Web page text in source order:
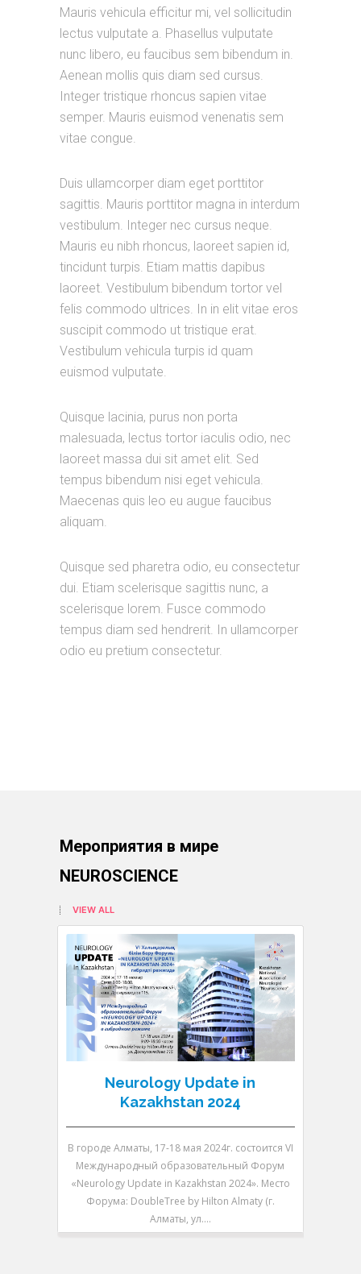
Mauris vehicula efficitur mi, vel sollicitudin
lectus vulputate a. Phasellus vulputate
nunc libero, eu faucibus sem bibendum in.
Aenean mollis quis diam sed cursus.
Integer tristique rhoncus sapien vitae
semper. Mauris euismod venenatis sem
vitae congue.
Duis ullamcorper diam eget porttitor
sagittis. Mauris porttitor magna in interdum
vestibulum. Integer nec cursus neque.
Mauris eu nibh rhoncus, laoreet sapien id,
tincidunt turpis. Etiam mattis dapibus
laoreet. Vestibulum bibendum tortor vel
felis commodo ultrices. In in elit vitae eros
suscipit commodo ut tristique erat.
Vestibulum vehicula turpis id quam
euismod vulputate.
Quisque lacinia, purus non porta
malesuada, lectus tortor iaculis odio, nec
laoreet massa dui sit amet elit. Sed
tempus bibendum nisi eget vehicula.
Maecenas quis leo eu augue faucibus
aliquam.
Quisque sed pharetra odio, eu consectetur
dui. Etiam scelerisque sagittis nunc, a
scelerisque lorem. Fusce commodo
tempus diam sed hendrerit. In ullamcorper
odio eu pretium consectetur.
Мероприятия в мире
NEUROSCIENCE
VIEW ALL
Neurology Update in
Kazakhstan 2024
В городе Алматы, 17-18 мая 2024г. состоится VI
Международный образовательный Форум
«Neurology Update in Kazakhstan 2024». Место
Форума: DoubleTree by Hilton Almaty (г.
Алматы, ул.…